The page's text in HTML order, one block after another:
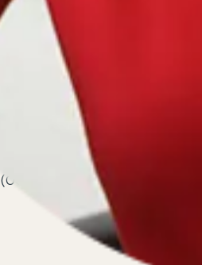
(ООО ЭЛКОМ, ИНН 6670334641,